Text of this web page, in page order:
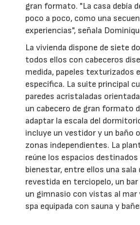
gran formato. "La casa debía
poco a poco, como una
experiencias", señala
La vivienda dispone de siete
todos ellos con cabeceros
medida, papeles texturizados
específica. La suite principal
paredes acristaladas
un cabecero de gran formato
adaptar la escala del
incluye un vestidor y un baño
zonas independientes. La
reúne los espacios destinados
bienestar, entre ellos una sala
revestida en terciopelo, un
un gimnasio con vistas al mar
spa equipada con sauna y